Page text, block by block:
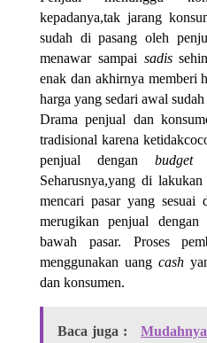
kepadanya,tak jarang
sudah di pasang oleh
menawar sampai sadis
enak dan akhirnya memberi
harga yang sedari awal
Drama penjual dan
tradisional karena
penjual denganbudget
Seharusnya,yang di
mencari pasar yang sesuai
merugikan penjual
bawah pasar. Proses
menggunakan uangcash
dan konsumen.
Baca juga :